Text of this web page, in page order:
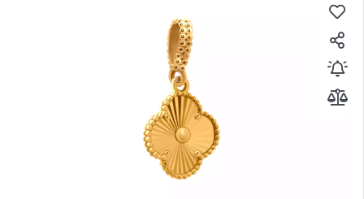
نمایندگی ها
مجله روبی
درباره ما